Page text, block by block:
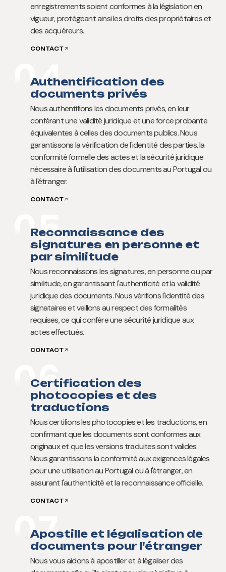
enregistrements soient conformes à la législation en
vigueur, protégeant ainsi les droits des propriétaires et
des acquéreurs.
CONTACT
04
Authentification des
documents privés
Nous authentifions les documents privés, en leur
conférant une validité juridique et une force probante
équivalentes à celles des documents publics. Nous
garantissons la vérification de l'identité des parties, la
conformité formelle des actes et la sécurité juridique
nécessaire à l'utilisation des documents au Portugal ou
à l'étranger.
CONTACT
05
Reconnaissance des
signatures en personne et
par similitude
Nous reconnaissons les signatures, en personne ou par
similitude, en garantissant l'authenticité et la validité
juridique des documents. Nous vérifions l'identité des
signataires et veillons au respect des formalités
requises, ce qui confère une sécurité juridique aux
actes effectués.
CONTACT
06
Certification des
photocopies et des
traductions
Nous certifions les photocopies et les traductions, en
confirmant que les documents sont conformes aux
originaux et que les versions traduites sont valides.
Nous garantissons la conformité aux exigences légales
pour une utilisation au Portugal ou à l'étranger, en
assurant l'authenticité et la reconnaissance officielle.
CONTACT
07
Apostille et légalisation de
documents pour l'étranger
Nous vous aidons à apostiller et à légaliser des